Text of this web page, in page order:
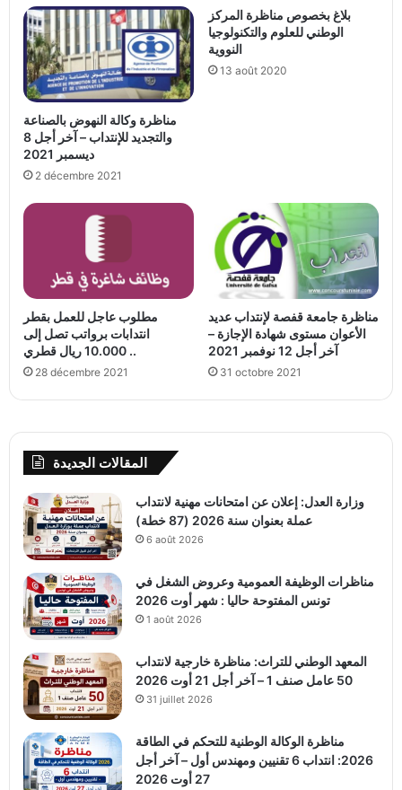
مناظرة وكالة النهوض بالصناعة
والتجديد للإنتداب – آخر أجل 8
ديسمبر 2021
2 décembre 2021
بلاغ بخصوص مناظرة المركز
الوطني للعلوم والتكنولوجيا
النووية
13 août 2020
مطلوب عاجل للعمل بقطر
انتدابات برواتب تصل إلى
10.000 ريال قطري ..
28 décembre 2021
مناظرة جامعة قفصة لإنتداب عديد
الأعوان مستوى شهادة الإجازة –
آخر أجل 12 نوفمبر 2021
31 octobre 2021
المقالات الجديدة
وزارة العدل: إعلان عن امتحانات مهنية لانتداب
عملة بعنوان سنة 2026 (87 خطة)
6 août 2026
مناظرات الوظيفة العمومية وعروض الشغل في
تونس المفتوحة حاليا : شهر أوت 2026
1 août 2026
المعهد الوطني للتراث: مناظرة خارجية لانتداب
50 عامل صنف 1 – آخر أجل 21 أوت 2026
31 juillet 2026
مناظرة الوكالة الوطنية للتحكم في الطاقة
2026: انتداب 6 تقنيين ومهندس أول – آخر أجل
27 أوت 2026